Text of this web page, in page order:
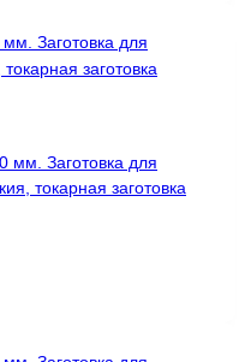
мм. Заготовка для
токарная заготовка